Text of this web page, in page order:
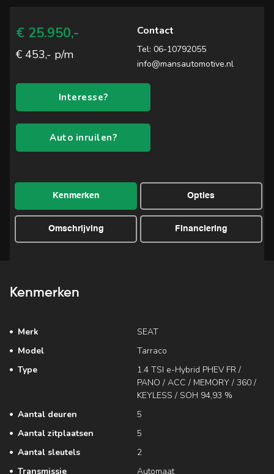
€ 25.950,-
€ 453,- p/m
Contact
Tel: 06-10792055
info@mansautomotive.nl
Interesse?
Auto inruilen?
Kenmerken Opties
Omschrijving Financiering
Kenmerken
Merk
SEAT
Model
Tarraco
Type
1.4 TSI e-Hybrid PHEV FR /
PANO / ACC / MEMORY / 360 /
KEYLESS / SOH 94,93 %
Aantal deuren
5
Aantal zitplaatsen
5
Aantal sleutels
2
Transmissie
Automaat